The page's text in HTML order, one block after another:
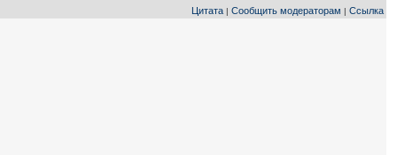
Цитата | Сообщить модераторам | Ссылка